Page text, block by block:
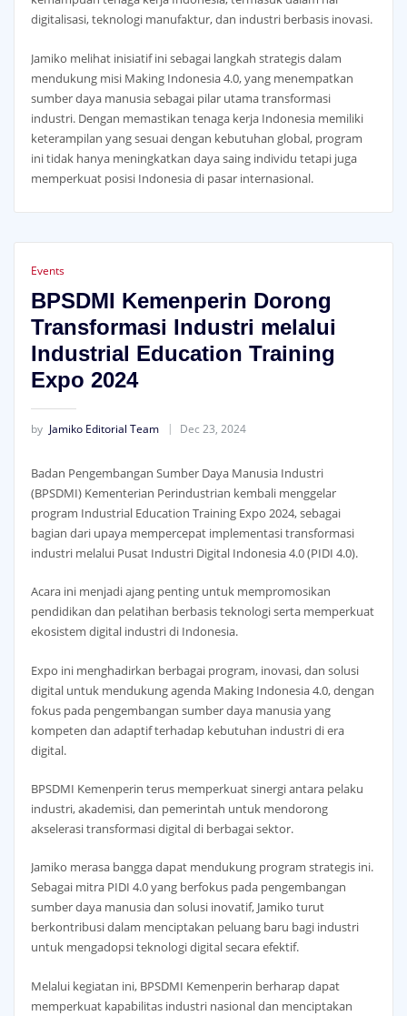
digitalisasi, teknologi manufaktur, dan industri berbasis inovasi.
Jamiko melihat inisiatif ini sebagai langkah strategis dalam
mendukung misi Making Indonesia 4.0, yang menempatkan
sumber daya manusia sebagai pilar utama transformasi
industri. Dengan memastikan tenaga kerja Indonesia memiliki
keterampilan yang sesuai dengan kebutuhan global, program
ini tidak hanya meningkatkan daya saing individu tetapi juga
memperkuat posisi Indonesia di pasar internasional.
Events
BPSDMI Kemenperin Dorong
Transformasi Industri melalui
Industrial Education Training
Expo 2024
by Jamiko Editorial Team Dec 23, 2024
Badan Pengembangan Sumber Daya Manusia Industri
(BPSDMI) Kementerian Perindustrian kembali menggelar
program Industrial Education Training Expo 2024, sebagai
bagian dari upaya mempercepat implementasi transformasi
industri melalui Pusat Industri Digital Indonesia 4.0 (PIDI 4.0).
Acara ini menjadi ajang penting untuk mempromosikan
pendidikan dan pelatihan berbasis teknologi serta memperkuat
ekosistem digital industri di Indonesia.
Expo ini menghadirkan berbagai program, inovasi, dan solusi
digital untuk mendukung agenda Making Indonesia 4.0, dengan
fokus pada pengembangan sumber daya manusia yang
kompeten dan adaptif terhadap kebutuhan industri di era
digital.
BPSDMI Kemenperin terus memperkuat sinergi antara pelaku
industri, akademisi, dan pemerintah untuk mendorong
akselerasi transformasi digital di berbagai sektor.
Jamiko merasa bangga dapat mendukung program strategis ini.
Sebagai mitra PIDI 4.0 yang berfokus pada pengembangan
sumber daya manusia dan solusi inovatif, Jamiko turut
berkontribusi dalam menciptakan peluang baru bagi industri
untuk mengadopsi teknologi digital secara efektif.
Melalui kegiatan ini, BPSDMI Kemenperin berharap dapat
memperkuat kapabilitas industri nasional dan menciptakan